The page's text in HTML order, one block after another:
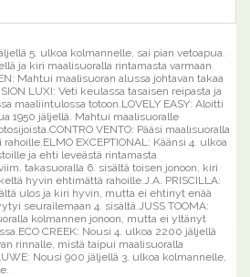
5. ulkoa kolmannelle, sai pian vetoapua.
ja kiri maalisuoralla rintamasta varmaan
Mahtui maalisuoran alussa johtavan takaa
LUXI: Veti keulassa tasaisen reipasta ja
maaliintulossa totoon.LOVELY EASY: Aloitti
1950 jäljellä. Mahtui maalisuoralle
VENTO: Pääsi maalisuoralla
EXCEPTIONAL: Käänsi 4. ulkoa
ja ehti leveästä rintamasta
takasuoralla 6. sisältä toisen jonoon, kiri
hyvin ehtimättä rahoille.J.A. PRISCILLA:
ulos ja kiri hyvin, mutta ei ehtinyt enää
seurailemaan 4. sisältä.JUSS TOOMA:
kolmannen jonoon, mutta ei yltänyt
CREEK: Nousi 4. ulkoa 2200 jäljellä
rinnalle, mistä taipui maalisuoralla
Nousi 900 jäljellä 3. ulkoa kolmannelle,